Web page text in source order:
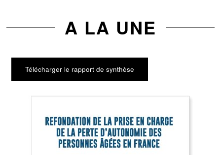
A LA UNE
Télécharger le rapport de synthèse